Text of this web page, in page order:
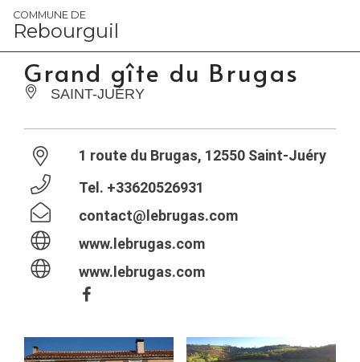
Panneau de gestion des cookies
COMMUNE DE
Rebourguil
Grand gîte du Brugas
SAINT-JUÉRY
1 route du Brugas, 12550 Saint-Juéry
Tel. +33620526931
contact@lebrugas.com
www.lebrugas.com
www.lebrugas.com